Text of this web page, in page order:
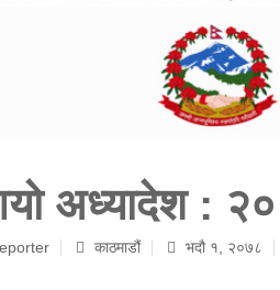
अध्यादेश : २०
काठमाडौं भदौ १, २०७८